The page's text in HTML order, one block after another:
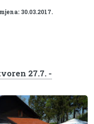
30.03.2017.
27.7. -